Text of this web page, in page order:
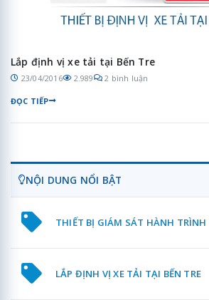
Lắp định vị xe tải tại Bến Tre
23/04/2016 2.989 2 bình luận
ĐỌC TIẾP
NỘI DUNG NỔI BẬT
THIẾT BỊ GIÁM SÁT HÀNH
LẮP ĐỊNH VỊ XE TẢI TẠI BẾN TRE